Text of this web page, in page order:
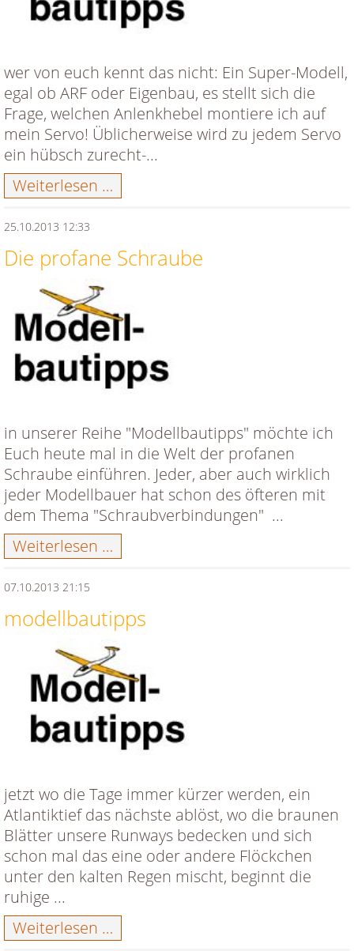
wer von euch kennt das nicht: Ein Super-Modell,
egal ob ARF oder Eigenbau, es stellt sich die
Frage, welchen Anlenkhebel montiere ich auf
mein Servo! Üblicherweise wird zu jedem Servo
ein hübsch zurecht-...
Weiterlesen …
25.10.2013 12:33
Die profane Schraube
in unserer Reihe "Modellbautipps" möchte ich
Euch heute mal in die Welt der profanen
Schraube einführen. Jeder, aber auch wirklich
jeder Modellbauer hat schon des öfteren mit
dem Thema "Schraubverbindungen" ...
Weiterlesen …
profane
07.10.2013 21:15
modellbautipps
jetzt wo die Tage immer kürzer werden, ein
Atlantiktief das nächste ablöst, wo die braunen
Blätter unsere Runways bedecken und sich
schon mal das eine oder andere Flöckchen
unter den kalten Regen mischt, beginnt die
ruhige ...
Weiterlesen …